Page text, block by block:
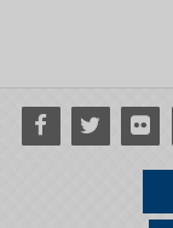
Facebook
Twitter Flickr